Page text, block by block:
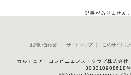
記事がありません。
お問い合わせ サイトマップ このサイトに
カルチュア・コンビニエンス・クラブ株式
303310908618号